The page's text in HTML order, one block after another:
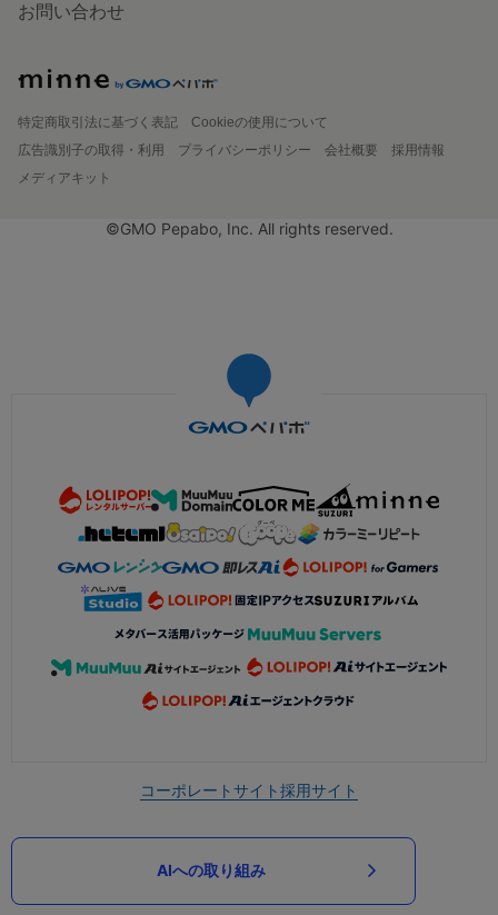
お問い合わせ
特定商取引法に基づく表記
Cookieの使用について
広告識別子の取得・利用
プライバシーポリシー 会社概要
採用情報
メディアキット
©GMO Pepabo, Inc. All rights reserved.
コーポレートサイト採用サイト
AIへの取り組み